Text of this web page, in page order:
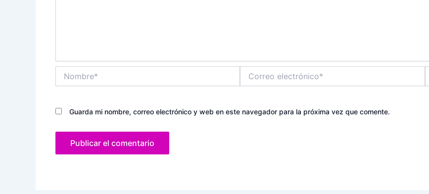
electrónico*
Guarda mi nombre, correo electrónico y web en este navegador para la próxima vez que comente.